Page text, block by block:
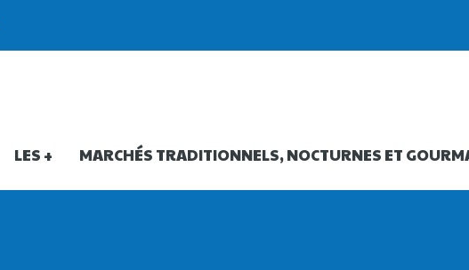
LES + MARCHÉS TRADITIONNELS, NOCTURNES ET